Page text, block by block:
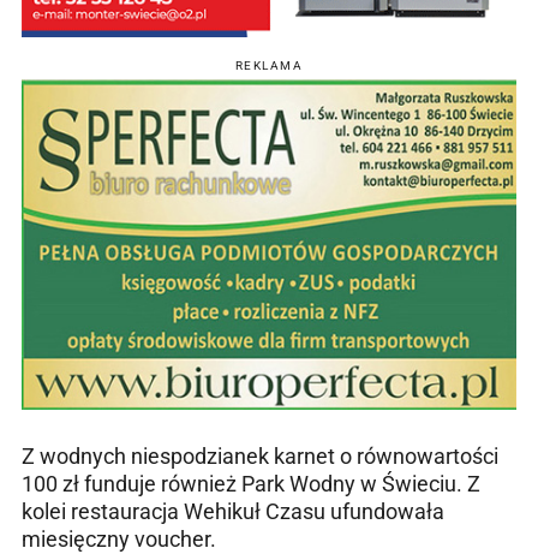
REKLAMA
Z wodnych niespodzianek karnet o równowartości
100 zł funduje również Park Wodny w Świeciu. Z
kolei restauracja Wehikuł Czasu ufundowała
miesięczny voucher.